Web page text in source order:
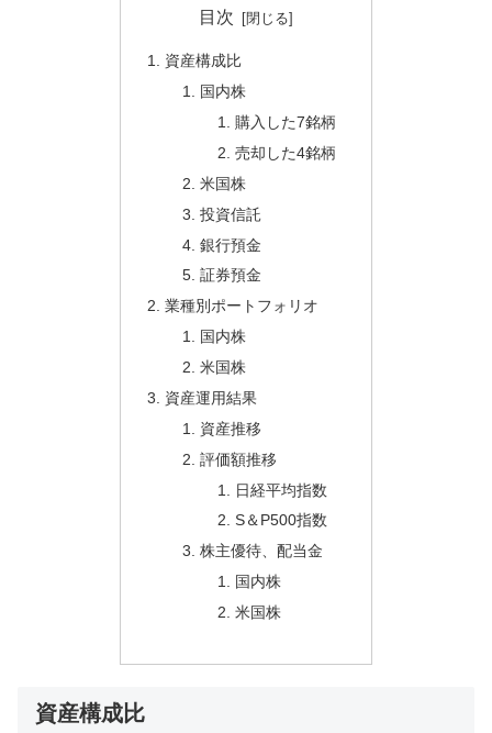
目次
資産構成比
国内株
購入した7銘柄
売却した4銘柄
米国株
投資信託
銀行預金
証券預金
業種別ポートフォリオ
国内株
米国株
資産運用結果
資産推移
評価額推移
日経平均指数
S＆P500指数
株主優待、配当金
国内株
米国株
資産構成比